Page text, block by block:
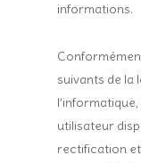
informations.
suivants de la
utilisateur
rectification